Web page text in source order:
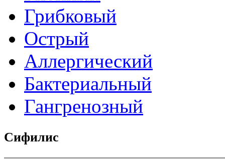
Грибковый
Острый
Аллергический
Бактериальный
Гангренозный
Сифилис